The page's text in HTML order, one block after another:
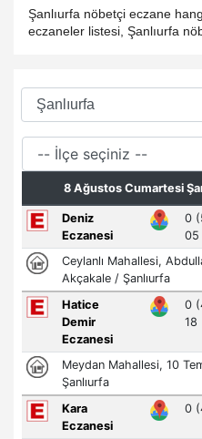
Şanlıurfa nöbetçi eczane
eczaneler listesi, Şanlıurfa